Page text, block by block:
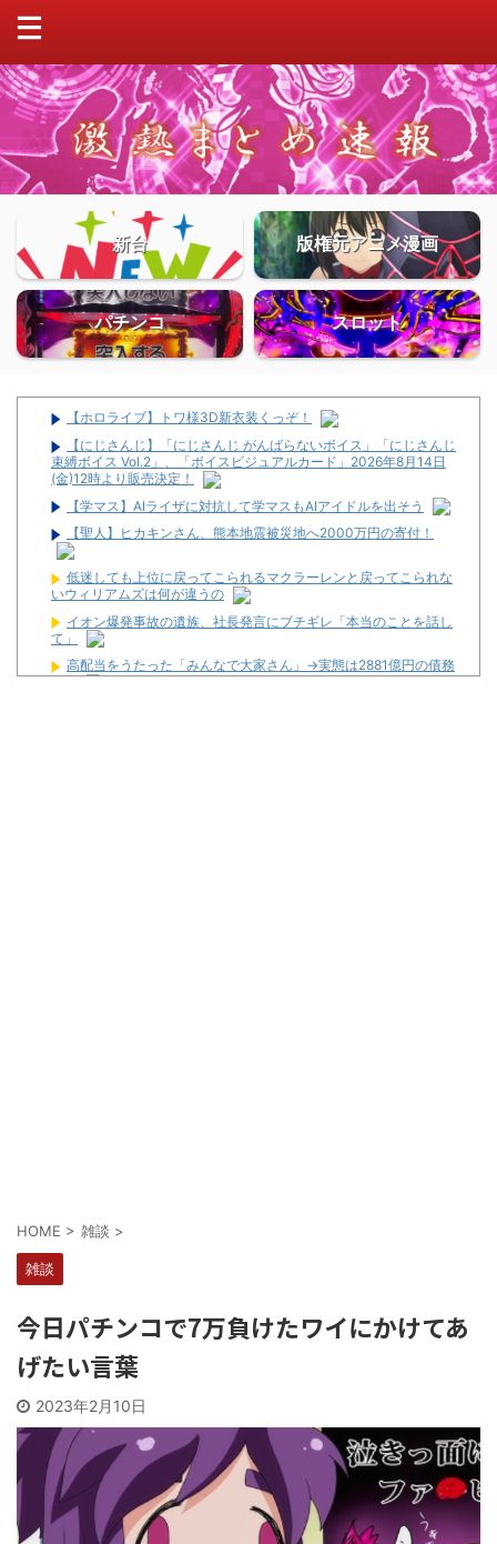
新台 版権元アニメ漫画
パチンコ スロット
【ホロライブ】トワ様3D新衣装くっぞ！
【にじさんじ】「にじさんじ がんばらないボイス」「にじさんじ
束縛ボイス Vol.2」、「ボイスビジュアルカード」2026年8月14日
(金)12時より販売決定！
【学マス】AIライザに対抗して学マスもAIアイドルを出そう
【聖人】ヒカキンさん、熊本地震被災地へ2000万円の寄付！
低迷しても上位に戻ってこられるマクラーレンと戻ってこられな
いウィリアムズは何が違うの
イオン爆発事故の遺族、社長発言にブチギレ「本当のことを話し
て」
高配当をうたった「みんなで大家さん」→実態は2881億円の債務
超過
HOME > 雑談 >
雑談
今日パチンコで7万負けたワイにかけてあ
げたい言葉
2023年2月10日